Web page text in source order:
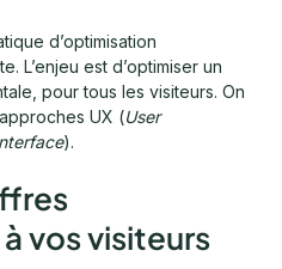
d’optimisation
L’enjeu est d’optimiser un
pour tous les visiteurs. On
UX (User
).
vos visiteurs